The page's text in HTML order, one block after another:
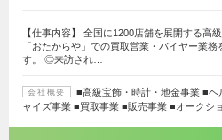
【仕事内容】 全国に1200店舗を展開する高
「おたからや」での買取営業・バイヤー業務
す。 ◎来訪され…
会社概要
■高級宝飾・時計・地金事業 ■
ャイズ事業 ■買取事業 ■販売事業 ■オークシ